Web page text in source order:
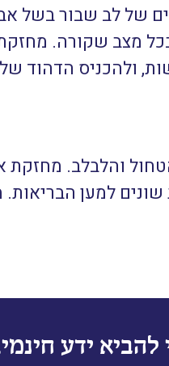
של לב שבור בשל
מצב שקורה.
ולהכניס הדהוד
והלבלב. מחזקת
למען
ידע